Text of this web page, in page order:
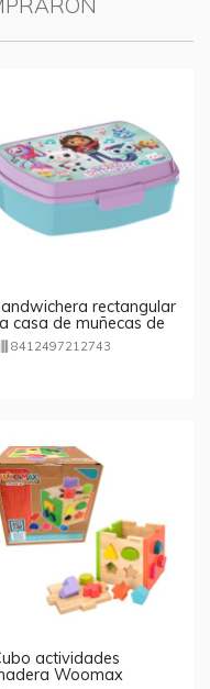
rectangular
casa de muñecas de
8412497212743
actividades
Woomax